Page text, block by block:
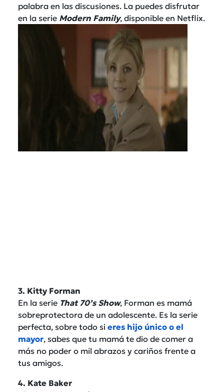
palabra en las discusiones. La puedes disfrutar
en la serie Modern Family, disponible en Netflix.
3. Kitty Forman
En la serie That 70’s Show, Forman es mamá
sobreprotectora de un adolescente. Es la serie
perfecta, sobre todo si eres hijo único o el
mayor, sabes que tu mamá te dio de comer a
más no poder o mil abrazos y cariños frente a
tus amigos.
4. Kate Baker